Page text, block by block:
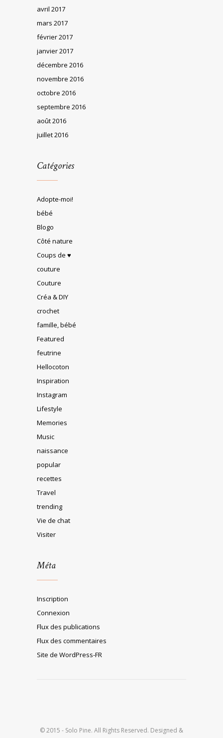
avril 2017
mars 2017
février 2017
janvier 2017
décembre 2016
novembre 2016
octobre 2016
septembre 2016
août 2016
juillet 2016
Catégories
Adopte-moi!
bébé
Blogo
Côté nature
Coups de ♥
couture
Couture
Créa & DIY
crochet
famille, bébé
Featured
feutrine
Hellocoton
Inspiration
Instagram
Lifestyle
Memories
Music
naissance
popular
recettes
Travel
trending
Vie de chat
Visiter
Méta
Inscription
Connexion
Flux des publications
Flux des commentaires
Site de WordPress-FR
© 2015 - Solo Pine. All Rights Reserved. Designed &